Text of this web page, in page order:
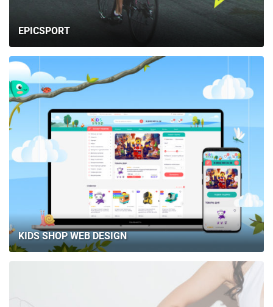
EPICSPORT
KIDS SHOP WEB DESIGN